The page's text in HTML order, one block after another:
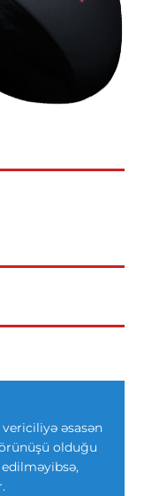
əsasən
olduğu